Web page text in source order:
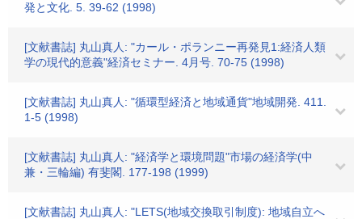
発と文化. 5. 39-62 (1998)
[文献書誌] 丸山真人: "カール・ポランニー再発見1:経済人類
学の現代的意義"経済セミナー. 4月号. 70-75 (1998)
[文献書誌] 丸山真人: "循環型経済と地域通貨"地域開発. 411.
1-5 (1998)
[文献書誌] 丸山真人: "経済学と環境問題"市場の経済学(中
兼・三輪編) 有斐閣. 177-198 (1999)
[文献書誌] 丸山真人: "LETS(地域交換取引制度): 地域自立へ